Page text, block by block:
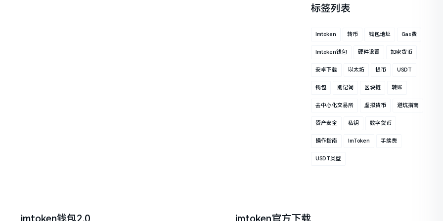
标签列表
Imtoken 转币 钱包地址 Gas费
Imtoken钱包 硬件设置 加密货币
安卓下载 以太坊 提币 USDT
钱包 助记词 区块链 转账
去中心化交易所 虚拟货币 避坑指南
资产安全 私钥 数字货币
操作指南 ImToken 手续费
USDT类型